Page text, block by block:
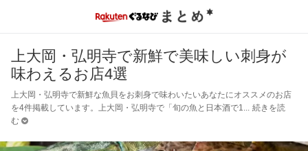
上大岡・弘明寺で新鮮で美味しい刺身が
味わえるお店4選
上大岡・弘明寺で新鮮な魚貝をお刺身で味わいたいあなたにオススメのお店
を4件掲載しています。上大岡・弘明寺で「旬の魚と日本酒で1
続きを読
む